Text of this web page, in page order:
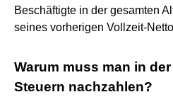
Beschäftigte in der gesamten
seines vorherigen Vollzeit-
Warum muss man in
Steuern nachzahlen?